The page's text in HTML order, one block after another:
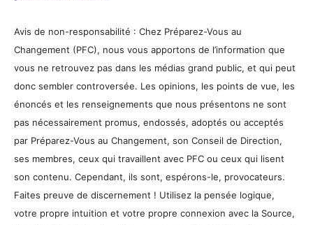
Avis de non-responsabilité : Chez Préparez-Vous au
Changement (PFC), nous vous apportons de l’information que
vous ne retrouvez pas dans les médias grand public, et qui peut
donc sembler controversée. Les opinions, les points de vue, les
énoncés et les renseignements que nous présentons ne sont
pas nécessairement promus, endossés, adoptés ou acceptés
par Préparez-Vous au Changement, son Conseil de Direction,
ses membres, ceux qui travaillent avec PFC ou ceux qui lisent
son contenu. Cependant, ils sont, espérons-le, provocateurs.
Faites preuve de discernement ! Utilisez la pensée logique,
votre propre intuition et votre propre connexion avec la Source,